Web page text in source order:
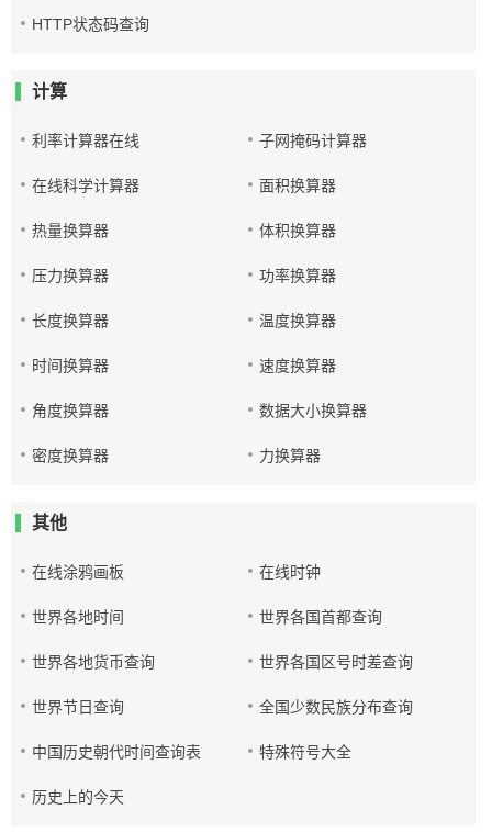
HTTP状态码查询
计算
利率计算器在线 子网掩码计算器
在线科学计算器 面积换算器
热量换算器 体积换算器
压力换算器 功率换算器
长度换算器 温度换算器
时间换算器 速度换算器
角度换算器 数据大小换算器
密度换算器 力换算器
其他
在线涂鸦画板 在线时钟
世界各地时间 世界各国首都查询
世界各地货币查询 世界各国区号时差查询
世界节日查询 全国少数民族分布查询
中国历史朝代时间查询表 特殊符号大全
历史上的今天